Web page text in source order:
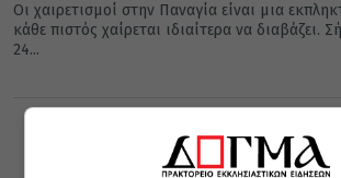
Οι χαιρετισμοί στην Παναγία είναι μια
κάθε πιστός χαίρεται ιδιαίτερα να διαβάζει.
24...